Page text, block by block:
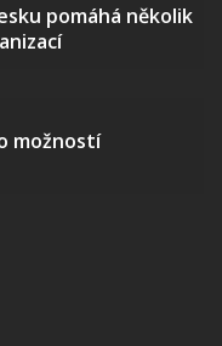
pomáhá několik
možností